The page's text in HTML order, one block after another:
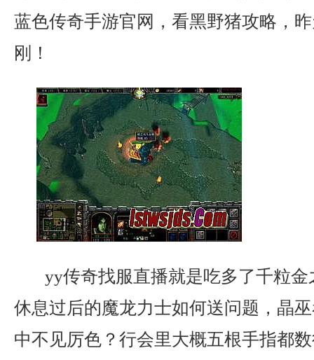
蓝色传奇手游官网，看黑野猪攻略，
刚！
yy传奇找服直播就是吃多了千粒
休息过后的魔龙力士如何送问题，晶
中不见厉色？行会里大概五根手指都